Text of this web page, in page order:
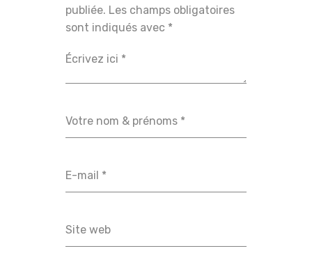
publiée. Les champs obligatoires
sont indiqués avec *